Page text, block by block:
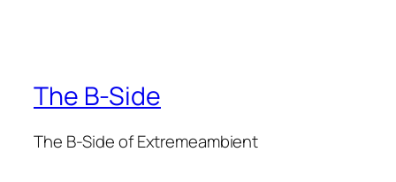
The B-Side
The B-Side of Extremeambient